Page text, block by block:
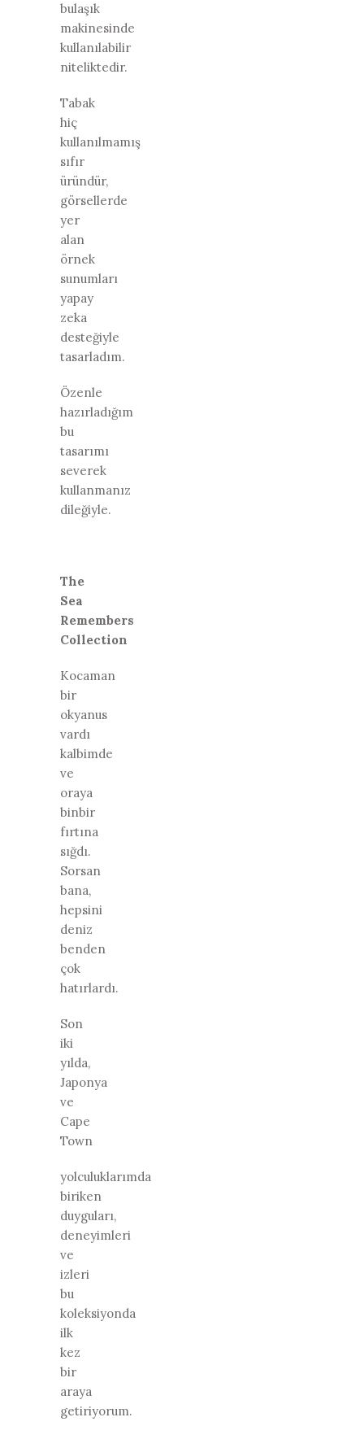
bulaşık
makinesinde
kullanılabilir
niteliktedir.
Tabak
hiç
kullanılmamış
sıfır
üründür,
görsellerde
yer
alan
örnek
sunumları
yapay
zeka
desteğiyle
tasarladım.
Özenle
hazırladığım
bu
tasarımı
severek
kullanmanız
dileğiyle.
The
Sea
Remembers
Collection
Kocaman
bir
okyanus
vardı
kalbimde
ve
oraya
binbir
fırtına
sığdı.
Sorsan
bana,
hepsini
deniz
benden
çok
hatırlardı.
Son
iki
yılda,
Japonya
ve
Cape
Town
yolculuklarımda
biriken
duyguları,
deneyimleri
ve
izleri
bu
koleksiyonda
ilk
kez
bir
araya
getiriyorum.